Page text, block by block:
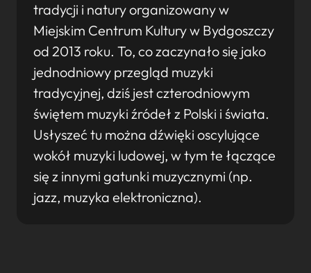
tradycji i natury organizowany w
Miejskim Centrum Kultury w Bydgoszczy
od 2013 roku. To, co zaczynało się jako
jednodniowy przegląd muzyki
tradycyjnej, dziś jest czterodniowym
świętem muzyki źródeł z Polski i świata.
Usłyszeć tu można dźwięki oscylujące
wokół muzyki ludowej, w tym te łączące
się z innymi gatunki muzycznymi (np.
jazz, muzyka elektroniczna).